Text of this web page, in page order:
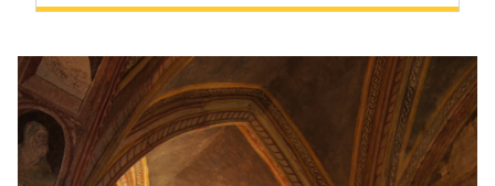
Regionálne špeciality